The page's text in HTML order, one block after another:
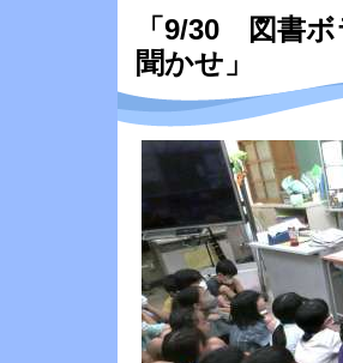
「9/30 図書
聞かせ」